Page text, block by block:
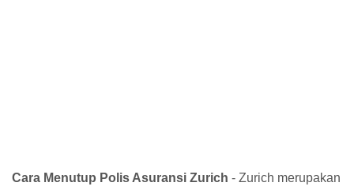
Cara Menutup Polis Asuransi Zurich - Zurich merupakan